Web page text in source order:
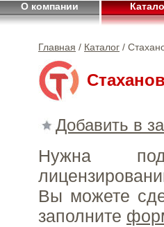
О компании
Главная / Каталог /
Добавить в
Нужна
Вы можете
заполните